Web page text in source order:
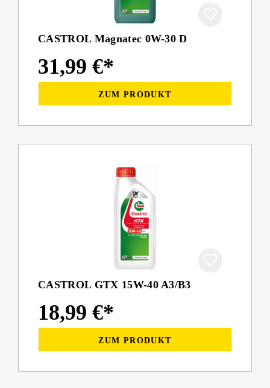
CASTROL Magnatec 0W-30 D
31,99 €*
ZUM PRODUKT
CASTROL GTX 15W-40 A3/B3
18,99 €*
ZUM PRODUKT